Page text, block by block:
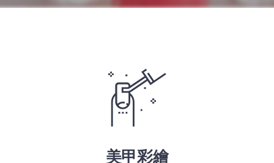
美甲彩繪